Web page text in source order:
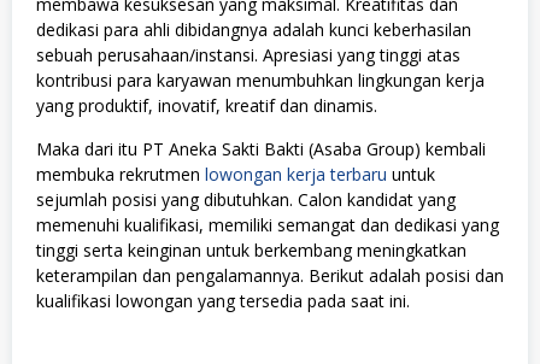
dedikasi para ahli dibidangnya adalah kunci keberhasilan
sebuah perusahaan/instansi. Apresiasi yang tinggi atas
kontribusi para karyawan menumbuhkan lingkungan kerja
yang produktif, inovatif, kreatif dan dinamis.
Maka dari itu PT Aneka Sakti Bakti (Asaba Group) kembali
membuka rekrutmen lowongan kerja terbaru untuk
sejumlah posisi yang dibutuhkan. Calon kandidat yang
memenuhi kualifikasi, memiliki semangat dan dedikasi yang
tinggi serta keinginan untuk berkembang meningkatkan
keterampilan dan pengalamannya. Berikut adalah posisi dan
kualifikasi lowongan yang tersedia pada saat ini.